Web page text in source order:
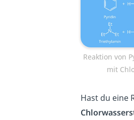
Reaktion von
mit
Hast du eine